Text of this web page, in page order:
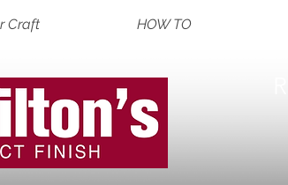
Craft HOW TO